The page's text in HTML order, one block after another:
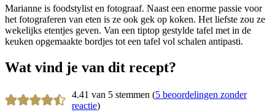
Marianne is foodstylist en fotograaf. Naast een enorme passie voor
het fotograferen van eten is ze ook gek op koken. Het liefste zou ze
wekelijks etentjes geven. Van een tiptop gestylde tafel met in de
keuken opgemaakte bordjes tot een tafel vol schalen antipasti.
Wat vind je van dit recept?
4.41 van 5 stemmen (5 beoordelingen zonder
reactie)